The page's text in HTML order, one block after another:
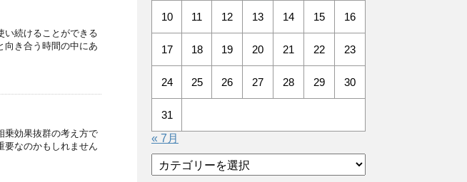
い続けることができる
向き合う時間の中にあ
乗効果抜群の考え方で
要なのかもしれません
10 11 12 13 14 15 16
17 18 19 20 21 22 23
24 25 26 27 28 29 30
31
« 7月
テ